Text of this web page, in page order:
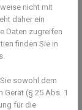
unter
nicht mit
daher ein
Daten zugreifen
finden Sie in
sowohl dem
(§ 25 Abs. 1
für die